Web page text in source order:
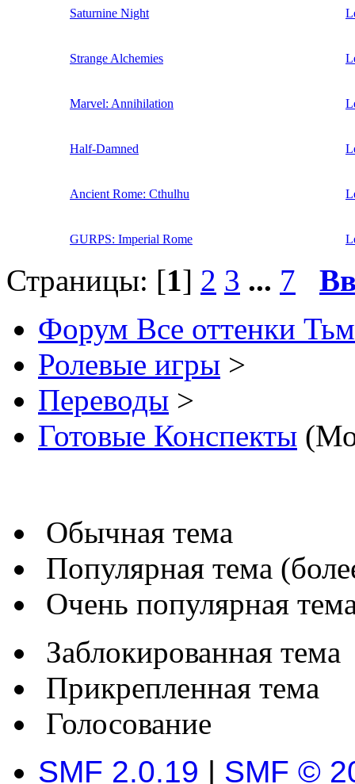
Saturnine Night
Strange Alchemies
Marvel: Annihilation
Half-Damned
Ancient Rome: Cthulhu
GURPS: Imperial Rome
Страницы: [1] 2 3 ... 7
Форум Все оттенки
Ролевые игры >
Переводы >
Готовые Конспекты
Обычная тема
Популярная тема
Очень популярная
Заблокированная тема
Прикрепленная тема
Голосование
SMF 2.0.19 | SMF ©